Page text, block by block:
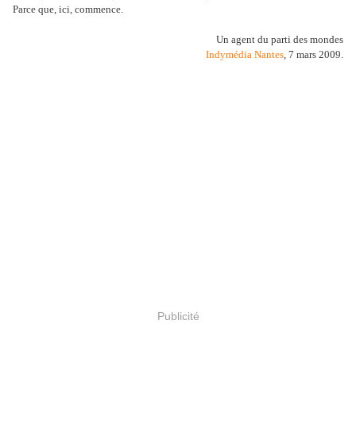
Parce que, ici, commence.
Un agent du parti des mondes
Indymédia Nantes, 7 mars 2009.
Publicité